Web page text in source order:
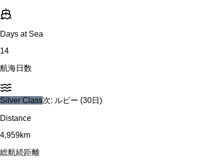
Days at Sea
14
航海日数
Silver Class次: ルビー (30日)
Distance
4,959km
総航続距離